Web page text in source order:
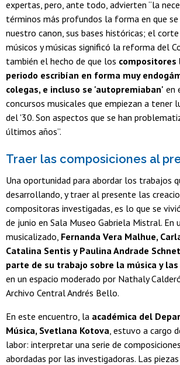
expertas, pero, ante todo, advierten “la
términos más profundos la forma en que
nuestro canon, sus bases históricas; el
músicos y músicas significó la reforma del
también el hecho de que los
periodo escribían en forma muy
colegas, e incluso se 'autopremiaban' en
concursos musicales que empiezan a tener
del '30. Son aspectos que se han
últimos años”.
Traer las composiciones al
Una oportunidad para abordar los trabajos
desarrollando, y traer al presente las
compositoras investigadas, es lo que se
de junio en Sala Museo Gabriela Mistral. En
musicalizado, Fernanda Vera Malhue,
Catalina Sentis y Paulina Andrade
parte de su trabajo sobre la música y
en un espacio moderado por Nathaly
Archivo Central Andrés Bello.
En este encuentro, la académica del
Música, Svetlana Kotova , estuvo a cargo
labor: interpretar una serie de
abordadas por las investigadoras. Las